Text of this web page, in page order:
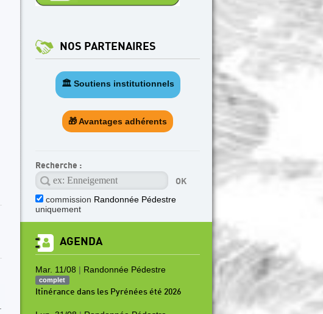
NOS PARTENAIRES
🏛️ Soutiens institutionnels
🎁 Avantages adhérents
Recherche :
commission Randonnée Pédestre
uniquement
AGENDA
Mar. 11/08 | Randonnée Pédestre
complet
Itinérance dans les Pyrénées été 2026